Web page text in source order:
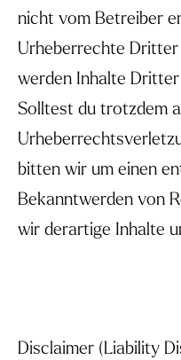
nicht vom Betreiber
Urheberrechte
werden Inhalte
Solltest du trotzdem
bitten wir um einen
Bekanntwerden von
wir derartige Inhalte
Disclaimer (Liability